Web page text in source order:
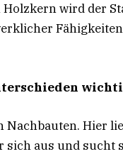
wird der
Nachbauten. Hier
aus und sucht